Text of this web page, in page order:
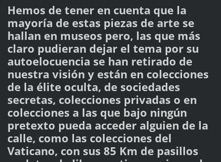
Hemos de tener en cuenta que la
mayoría de estas piezas de arte se
hallan en museos pero, las que más
claro pudieran dejar el tema por su
autoelocuencia se han retirado de
nuestra visión y están en colecciones
de la élite oculta, de sociedades
secretas, colecciones privadas o en
colecciones a las que bajo ningún
pretexto pueda acceder alguien de la
calle, como las colecciones del
Vaticano, con sus 85 Km de pasillos